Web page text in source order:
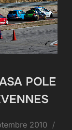
POLE
2010